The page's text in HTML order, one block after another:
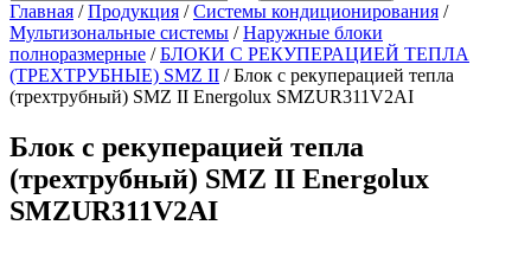
Главная / Продукция / Системы кондиционирования /
Мультизональные системы / Наружные блоки
полноразмерные / БЛОКИ С РЕКУПЕРАЦИЕЙ ТЕПЛА
(ТРЕХТРУБНЫЕ) SMZ II /Блок с рекуперацией тепла
(трехтрубный) SMZ II Energolux SMZUR311V2AI
Блок с рекуперацией тепла
(трехтрубный) SMZ II Energolux
SMZUR311V2AI